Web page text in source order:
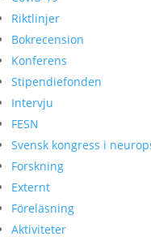
Riktlinjer
Bokrecension
Konferens
Stipendiefonden
Intervju
FESN
Svensk kongress i
Forskning
Externt
Föreläsning
Aktiviteter